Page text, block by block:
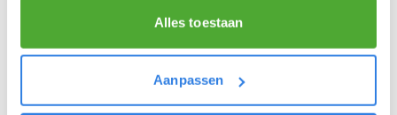
Alles toestaan
Aanpassen